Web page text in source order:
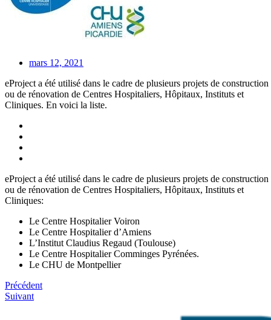
mars 12, 2021
eProject a été utilisé dans le cadre de plusieurs projets de construction
ou de rénovation de Centres Hospitaliers, Hôpitaux, Instituts et
Cliniques. En voici la liste.
eProject a été utilisé dans le cadre de plusieurs projets de construction
ou de rénovation de Centres Hospitaliers, Hôpitaux, Instituts et
Cliniques:
Le Centre Hospitalier Voiron
Le Centre Hospitalier d’Amiens
L’Institut Claudius Regaud (Toulouse)
Le Centre Hospitalier Comminges Pyrénées.
Le CHU de Montpellier
Précédent
Suivant